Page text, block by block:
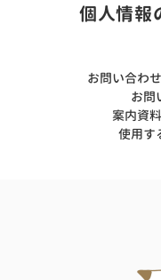
個人情報
お問い合わ
お問
案内資
使用す